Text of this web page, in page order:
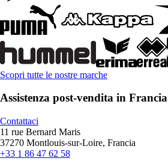
Scopri tutte le nostre marche
Assistenza post-vendita in Francia
Contattaci
11 rue Bernard Maris
37270 Montlouis-sur-Loire, Francia
+33 1 86 47 62 58